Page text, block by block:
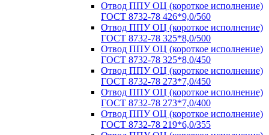
Отвод ППУ ОЦ (короткое исполнение)
ГОСТ 8732-78 426*9,0/560
Отвод ППУ ОЦ (короткое исполнение)
ГОСТ 8732-78 325*8,0/500
Отвод ППУ ОЦ (короткое исполнение)
ГОСТ 8732-78 325*8,0/450
Отвод ППУ ОЦ (короткое исполнение)
ГОСТ 8732-78 273*7,0/450
Отвод ППУ ОЦ (короткое исполнение)
ГОСТ 8732-78 273*7,0/400
Отвод ППУ ОЦ (короткое исполнение)
ГОСТ 8732-78 219*6,0/355